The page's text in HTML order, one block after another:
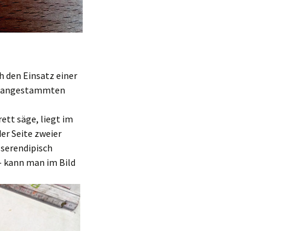
den Einsatz einer
säge, liegt im
Seite zweier
man im Bild